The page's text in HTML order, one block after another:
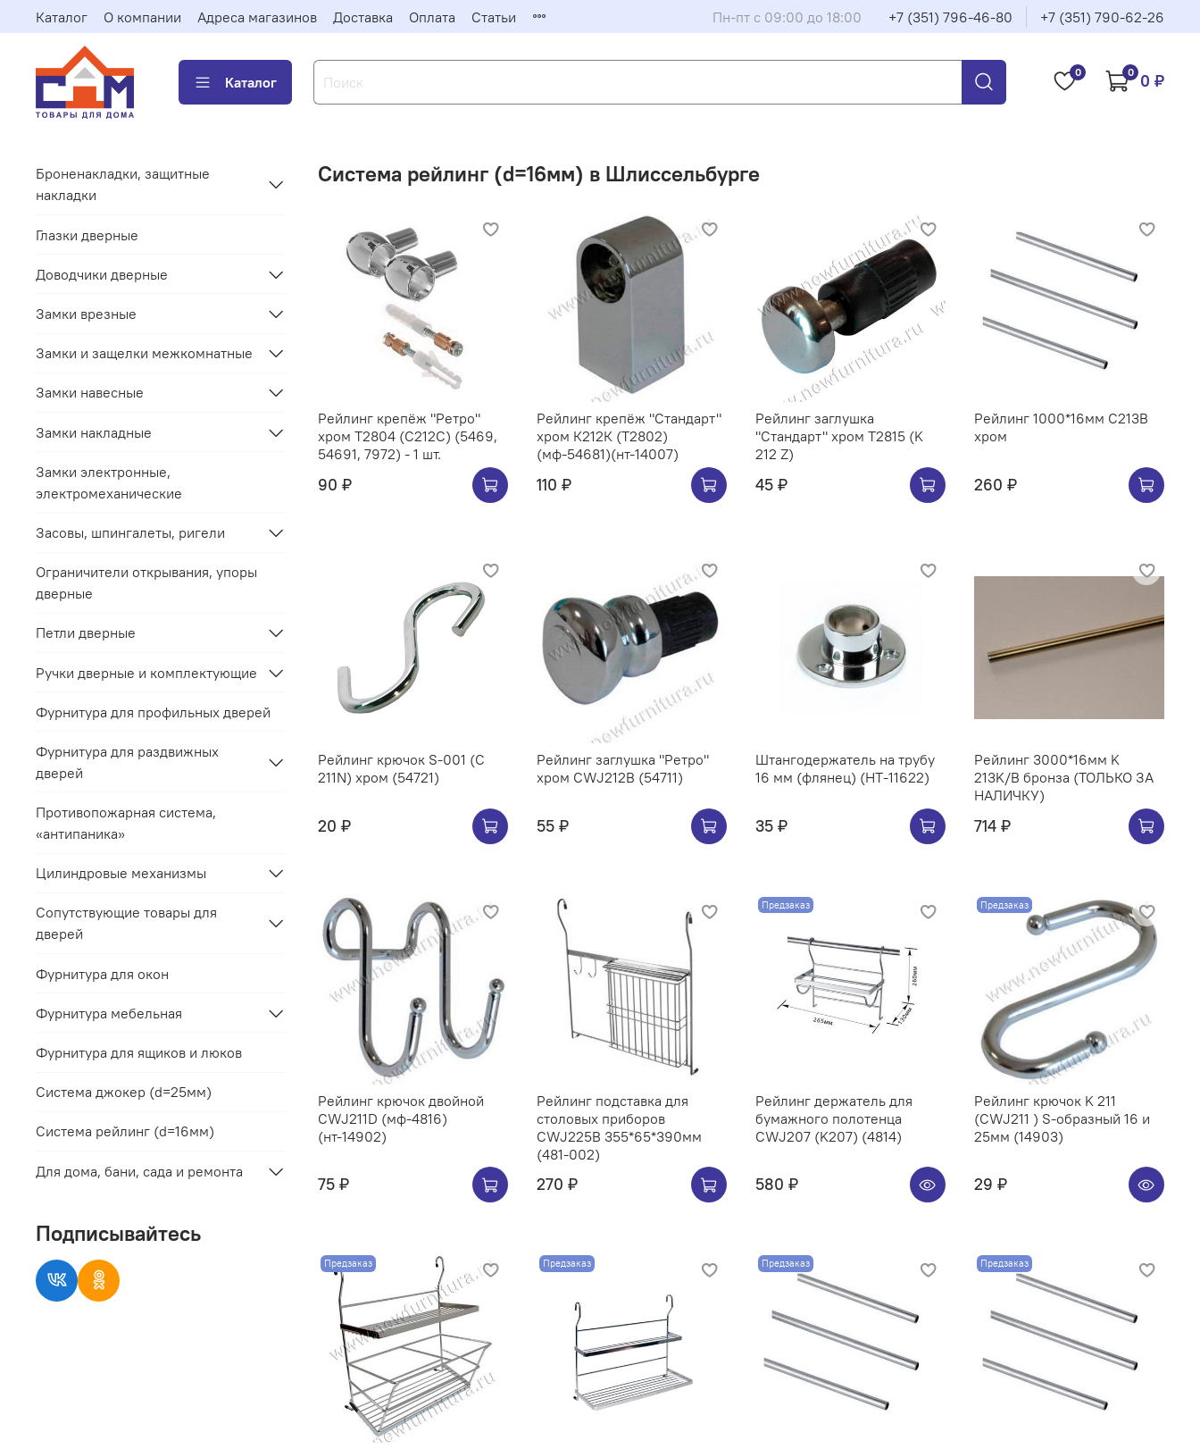
Каталог О компании Адреса магазинов Доставка Оплата Статьи Пн-пт с 09:00 до 18:00 +7 (351) 796-46-80 +7 (351) 790-62-26
Каталог
0 0 0 ₽
Система рейлинг (d=16мм) в Шлиссельбурге
Рейлинг крепёж "Ретро"
хром Т2804 (С212C) (5469,
54691, 7972) - 1 шт.
90 ₽
Рейлинг крепёж "Стандарт"
хром К212К (Т2802)
(мф-54681)(нт-14007)
110 ₽
Рейлинг заглушка
"Стандарт" хром Т2815 (K
212 Z)
45 ₽
Рейлинг 1000*16мм C213B
хром
260 ₽
Рейлинг крючок S-001 (C
211N) хром (54721)
20 ₽
Рейлинг заглушка "Ретро"
хром CWJ212B (54711)
55 ₽
Штангодержатель на трубу
16 мм (флянец) (НТ-11622)
35 ₽
Рейлинг 3000*16мм K
213K/B бронза (ТОЛЬКО ЗА
НАЛИЧКУ)
714 ₽
Рейлинг крючок двойной
CWJ211D (мф-4816)
(нт-14902)
75 ₽
Рейлинг подставка для
столовых приборов
CWJ225B 355*65*390мм
(481-002)
270 ₽
Предзаказ
Рейлинг держатель для
бумажного полотенца
CWJ207 (K207) (4814)
580 ₽
Предзаказ
Рейлинг крючок K 211
(CWJ211 ) S-образный 16 и
25мм (14903)
29 ₽
Предзаказ Предзаказ Предзаказ Предзаказ
Броненакладки, защитные
накладки
Глазки дверные
Доводчики дверные
Замки врезные
Замки и защелки межкомнатные
Замки навесные
Замки накладные
Замки электронные,
электромеханические
Засовы, шпингалеты, ригели
Ограничители открывания, упоры
дверные
Петли дверные
Ручки дверные и комплектующие
Фурнитура для профильных дверей
Фурнитура для раздвижных
дверей
Противопожарная система,
«антипаника»
Цилиндровые механизмы
Сопутствующие товары для
дверей
Фурнитура для окон
Фурнитура мебельная
Фурнитура для ящиков и люков
Система джокер (d=25мм)
Система рейлинг (d=16мм)
Для дома, бани, сада и ремонта
Подписывайтесь